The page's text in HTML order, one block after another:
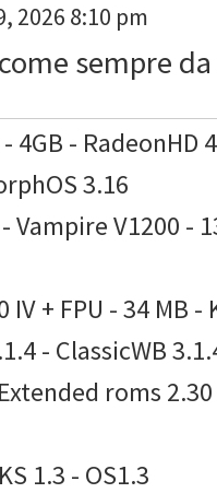
2026 8:10 pm
sempre
4GB - RadeonHD
3.16
Vampire V1200 -
+ FPU - 34 MB -
- ClassicWB
roms
1.3 - OS1.3